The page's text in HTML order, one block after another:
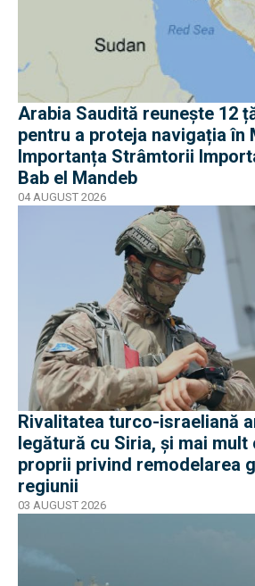
Arabia Saudită reunește 12
pentru a proteja navigația în
Importanța Strâmtorii
Bab el Mandeb
04 AUGUST 2026
Rivalitatea turco-israeliană
legătură cu Siria, și mai mult
proprii privind remodelarea
regiunii
03 AUGUST 2026